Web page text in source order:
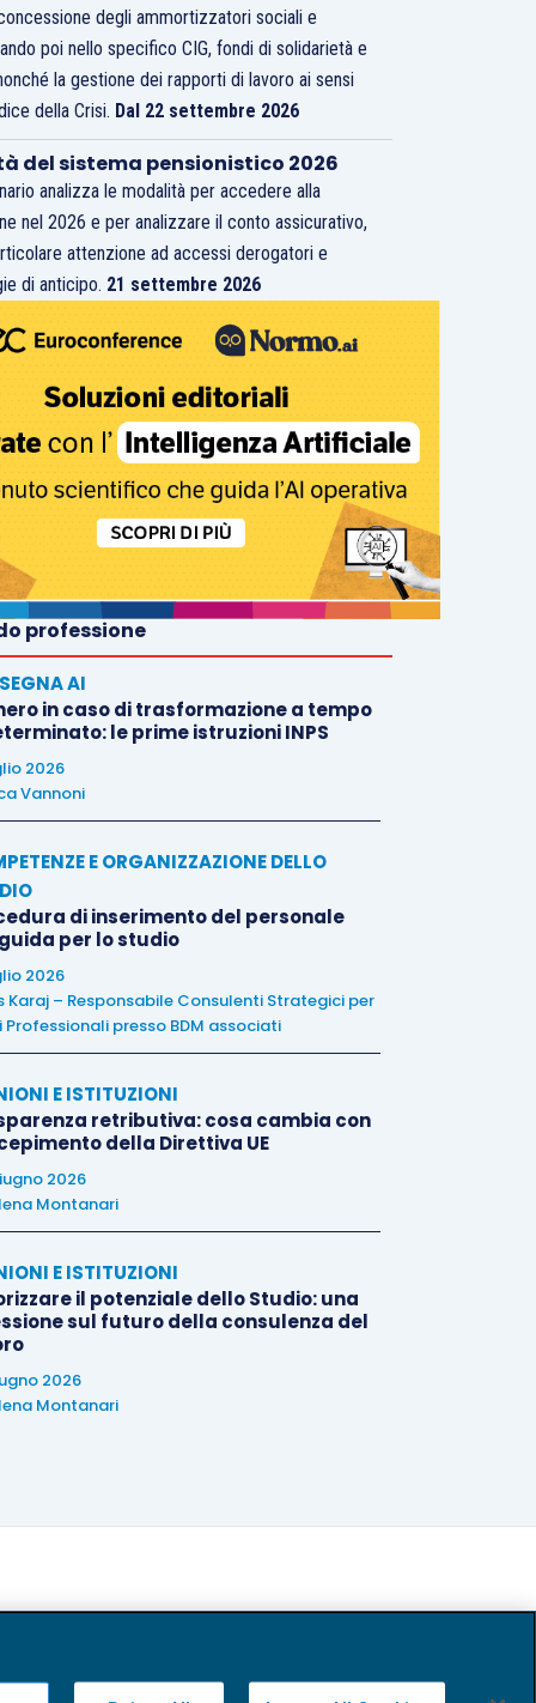
degli ammortizzatori sociali e
poi nello specifico CIG, fondi di solidarietà e
la gestione dei rapporti di lavoro ai sensi
della Crisi. Dal 22 settembre 2026
del sistema pensionistico 2026
analizza le modalità per accedere alla
nel 2026 e per analizzare il conto assicurativo,
attenzione ad accessi derogatori e
di anticipo. 21 settembre 2026
professione
AI
in caso di trasformazione a tempo
le prime istruzioni INPS
2026
Vannoni
E ORGANIZZAZIONE DELLO
di inserimento del personale
per lo studio
2026
Karaj – Responsabile Consulenti Strategici per
Professionali presso BDM associati
E ISTITUZIONI
retributiva: cosa cambia con
della Direttiva UE
2026
Montanari
E ISTITUZIONI
il potenziale dello Studio: una
sul futuro della consulenza del
2026
Montanari